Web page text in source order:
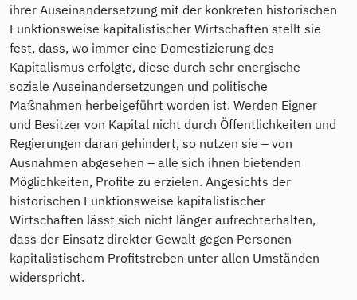
ihrer Auseinandersetzung mit der konkreten historischen
Funktionsweise kapitalistischer Wirtschaften stellt sie
fest, dass, wo immer eine Domestizierung des
Kapitalismus erfolgte, diese durch sehr energische
soziale Auseinandersetzungen und politische
Maßnahmen herbeigeführt worden ist. Werden Eigner
und Besitzer von Kapital nicht durch Öffentlichkeiten und
Regierungen daran gehindert, so nutzen sie – von
Ausnahmen abgesehen – alle sich ihnen bietenden
Möglichkeiten, Profite zu erzielen. Angesichts der
historischen Funktionsweise kapitalistischer
Wirtschaften lässt sich nicht länger aufrechterhalten,
dass der Einsatz direkter Gewalt gegen Personen
kapitalistischem Profitstreben unter allen Umständen
widerspricht.